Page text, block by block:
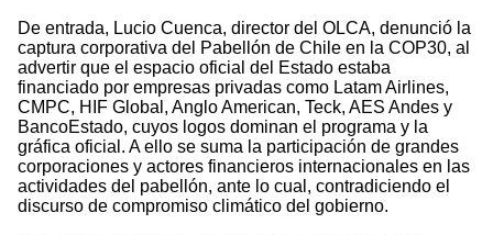
De entrada, Lucio Cuenca, director del OLCA, denunció la
captura corporativa del Pabellón de Chile en la COP30, al
advertir que el espacio oficial del Estado estaba
financiado por empresas privadas como Latam Airlines,
CMPC, HIF Global, Anglo American, Teck, AES Andes y
BancoEstado, cuyos logos dominan el programa y la
gráfica oficial. A ello se suma la participación de grandes
corporaciones y actores financieros internacionales en las
actividades del pabellón, ante lo cual, contradiciendo el
discurso de compromiso climático del gobierno.